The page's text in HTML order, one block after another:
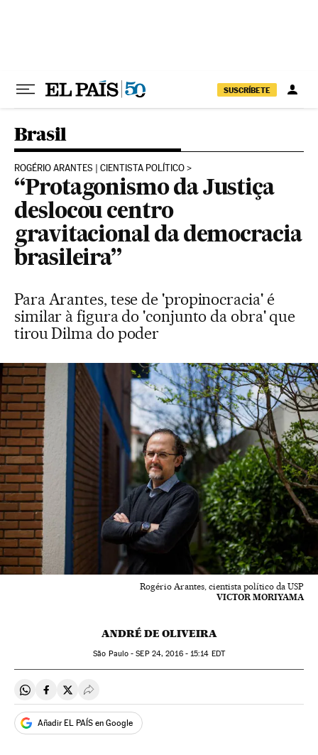
SUSCRÍBETE
Brasil
ROGÉRIO ARANTES | CIENTISTA POLÍTICO
“Protagonismo da Justiça
deslocou centro
gravitacional da democracia
brasileira”
Para Arantes, tese de 'propinocracia' é
similar à figura do 'conjunto da obra' que
tirou Dilma do poder
Rogério Arantes, cientista político da USP
VICTOR MORIYAMA
ANDRÉ DE OLIVEIRA
São Paulo -SEP24, 2016 - 15:14 EDT
Compartir en Whatsapp
Compartir en Facebook
Compartir en Twitter
Desplegar Redes Sociales
Añadir EL PAÍS en Google